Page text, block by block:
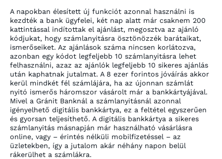
A napokban élesített új funkciót azonnal használni is
kezdték a bank ügyfelei, két nap alatt már csaknem 200
kattintással indítottak el ajánlást, megosztva az ajánló
kódjukat, hogy számlanyitásra ösztönözzék barátaikat,
ismerőseiket. Az ajánlások száma nincsen korlátozva,
azonban egy kódot legfeljebb 10 számlanyitásra lehet
felhasználni, azaz az ajánlók legfeljebb 10 sikeres ajánlás
után kaphatnak jutalmat. A 8 ezer forintos jóváírás akkor
kerül mindkét fél számlájára, ha az újonnan számlát
nyitó ismerős háromszor vásárolt már a bankkártyájával.
Mivel a Gránit Banknál a számlanyitásnál azonnal
igényelhető digitális bankkártya, ez a feltétel egyszerűen
és gyorsan teljesíthető. A digitális bankkártya a sikeres
számlanyitás másnapján már használható vásárlásra
online, vagy – érintés nélküli mobilfizetéssel – az
üzletekben, így a jutalom akár néhány napon belül
rákerülhet a számlákra.